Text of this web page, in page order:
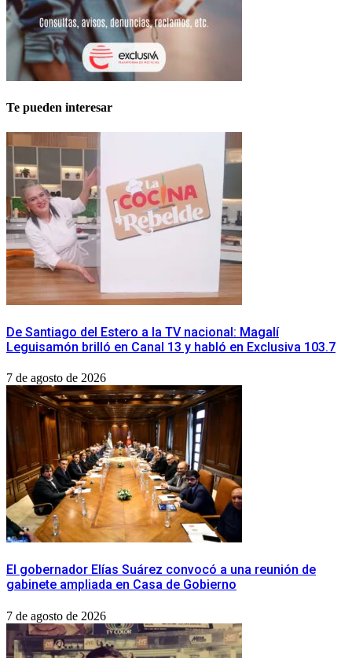
Te pueden interesar
De Santiago del Estero a la TV nacional: Magalí
Leguisamón brilló en Canal 13 y habló en Exclusiva 103.7
7 de agosto de 2026
​El gobernador Elías Suárez convocó a una reunión de
gabinete ampliada en Casa de Gobierno
7 de agosto de 2026